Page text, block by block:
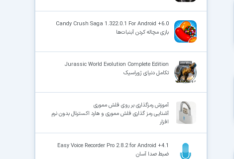
Candy Crush Saga 1.322.0.1 For Android +6.0
بازی مچاله کردن آبنبات‌ها
Jurassic World Evolution Complete Edition
تکامل دنیای ژوراسیک
آموزش رمزگذاری بر روی فلش مموری
آشنایی رمز گذاری فلش مموری و هارد اکسترنال بدون نرم
افزار
Easy Voice Recorder Pro 2.8.2 for Android +4.1
ضبط صدا آسان